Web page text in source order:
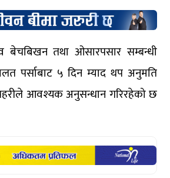
बेचबिखन तथा ओसारपसार सम्बन्धी
पर्साबाट ५ दिन म्याद थप अनुमति
आवश्यक अनुसन्धान गरिरहेको छ